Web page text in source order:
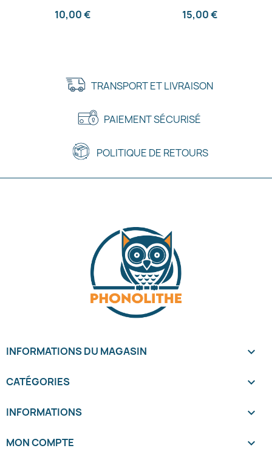
10,00 € 15,00 €
TRANSPORT ET LIVRAISON
PAIEMENT SÉCURISÉ
POLITIQUE DE RETOURS
INFORMATIONS DU MAGASIN keyboard_arrow_down
CATÉGORIES 
INFORMATIONS 
MON COMPTE 